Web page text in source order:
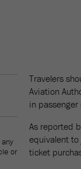
or
Travelers
Aviation
in passenger
As reported
equivalent
ticket